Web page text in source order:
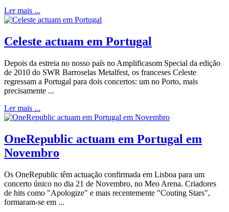
Ler mais ...
Celeste actuam em Portugal
Depois da estreia no nosso país no Amplificasom Special da edição
de 2010 do SWR Barroselas Metalfest, os franceses Celeste
regressam a Portugal para dois concertos: um no Porto, mais
precisamente ...
Ler mais ...
OneRepublic actuam em Portugal em
Novembro
Os OneRepublic têm actuação confirmada em Lisboa para um
concerto único no dia 21 de Novembro, no Meo Arena. Criadores
de hits como "Apologize" e mais recentemente "Couting Stars",
formaram-se em ...